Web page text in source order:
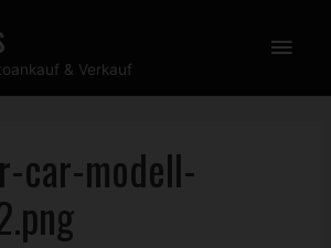
& Verkauf
car-modell-